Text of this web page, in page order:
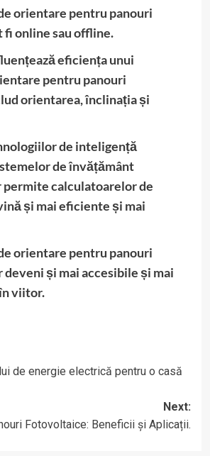
orientare pentru panouri
online sau offline.
eficiența unui
pentru panouri
orientarea, înclinația și
de inteligență
de învățământ
calculatoarelor de
și mai eficiente și mai
orientare pentru panouri
și mai accesibile și mai
viitor.
de energie electrică pentru o casă
Next:
Fotovoltaice: Beneficii și Aplicații.